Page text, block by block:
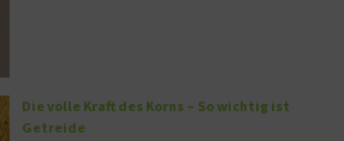
Die volle Kraft des Korns – So wichtig ist
Getreide